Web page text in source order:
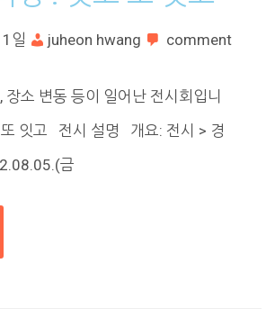
일 juheon hwang comment
소 변동 등이 일어난 전시회입니
잇고 전시 설명 개요: 전시 > 경
금